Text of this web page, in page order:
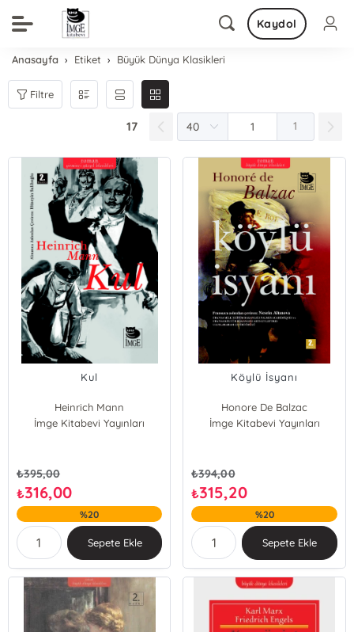
Kaydol
Anasayfa Etiket Büyük Dünya Klasikleri
Filtre
17 1
Kul
Heinrich Mann
İmge Kitabevi Yayınları
₺395,00
₺316,00
%20
Sepete Ekle
Köylü İsyanı
Honore De Balzac
İmge Kitabevi Yayınları
₺394,00
₺315,20
%20
Sepete Ekle